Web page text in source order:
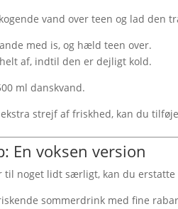
vand over teen og lad den
med is, og hæld teen over.
af, indtil den er dejligt kold.
ml danskvand.
strejf af friskhed, kan du
En voksen version
til noget lidt særligt, kan du
sommerdrink med fine